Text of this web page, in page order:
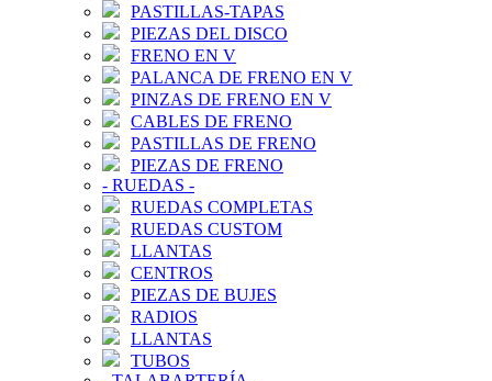
PASTILLAS-TAPAS
PIEZAS DEL DISCO
FRENO EN V
PALANCA DE FRENO EN V
PINZAS DE FRENO EN V
CABLES DE FRENO
PASTILLAS DE FRENO
PIEZAS DE FRENO
- RUEDAS -
RUEDAS COMPLETAS
RUEDAS CUSTOM
LLANTAS
CENTROS
PIEZAS DE BUJES
RADIOS
LLANTAS
TUBOS